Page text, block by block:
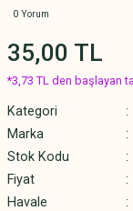
0 Yorum
35,00 TL
*3,73 TL den başlayan
Kategori
Marka
Stok Kodu
Fiyat
Havale